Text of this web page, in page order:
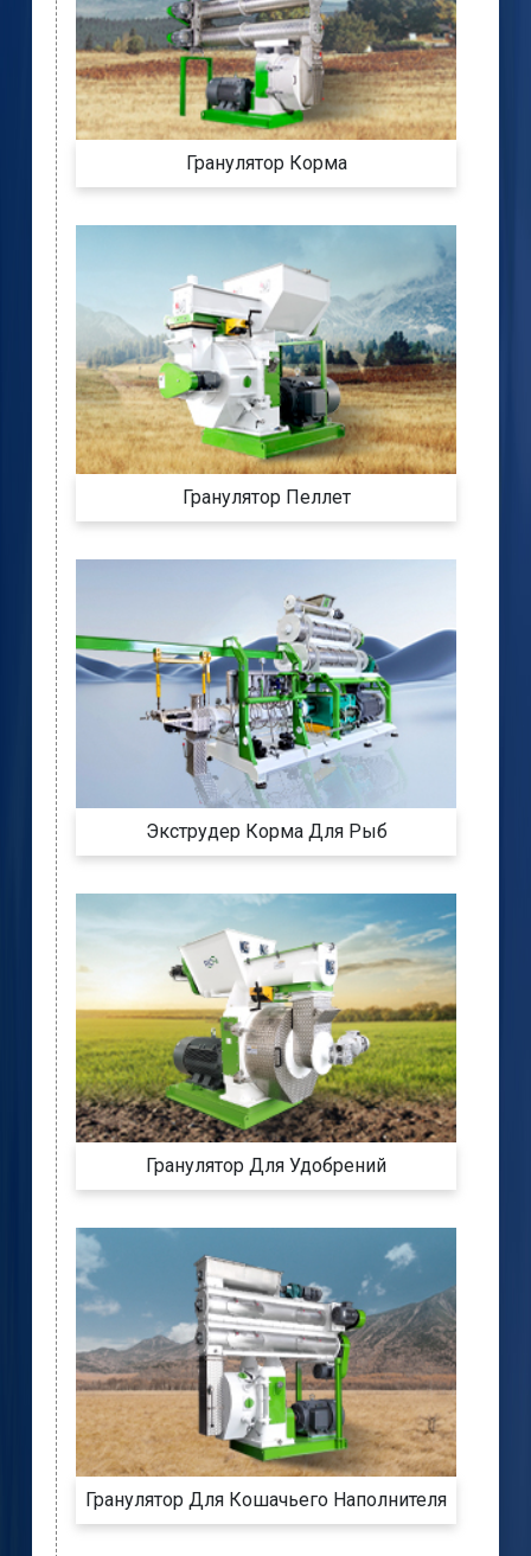
Гранулятор Корма
Гранулятор Пеллет
Экструдер Корма Для Рыб
Гранулятор Для Удобрений
Гранулятор Для Кошачьего Наполнителя